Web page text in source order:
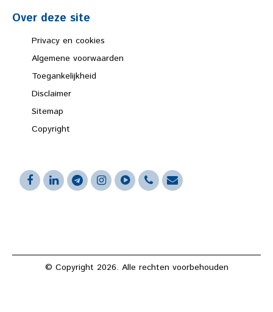
Over deze site
Privacy en cookies
Algemene voorwaarden
Toegankelijkheid
Disclaimer
Sitemap
Copyright
© Copyright 2026. Alle rechten voorbehouden